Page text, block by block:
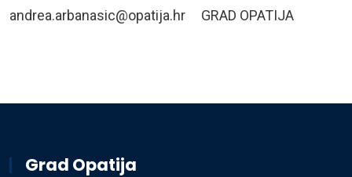
andrea.arbanasic@opatija.hr GRAD OPATIJA
Grad Opatija